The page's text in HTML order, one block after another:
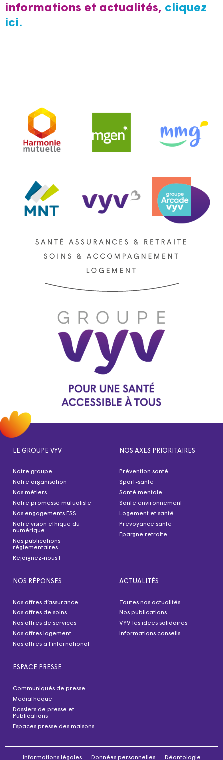
informations et actualités, cliquez
ici.
LE GROUPE VYV
Notre groupe
Notre organisation
Nos métiers
Notre promesse mutualiste
Nos engagements ESS
Notre vision éthique du
numérique
Nos publications
réglementaires
Rejoignez-nous !
NOS AXES PRIORITAIRES
Prévention santé
Sport-santé
Santé mentale
Santé environnement
Logement et santé
Prévoyance santé
Epargne retraite
NOS RÉPONSES
Nos offres d’assurance
Nos offres de soins
Nos offres de services
Nos offres logement
Nos offres à l’international
ACTUALITÉS
Toutes nos actualités
Nos publications
VYV les idées solidaires
Informations conseils
ESPACE PRESSE
Communiqués de presse
Médiathèque
Dossiers de presse et
Publications
Espaces presse des maisons
Informations légales Données personnelles Déontologie